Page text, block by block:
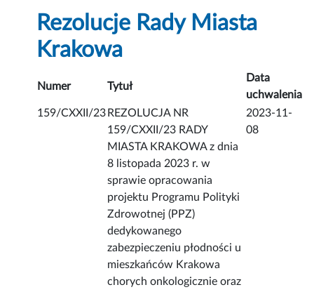
Rezolucje Rady Miasta
Krakowa
Numer Tytuł
Data
uchwalenia
159/CXXII/23 REZOLUCJA NR
159/CXXII/23 RADY
MIASTA KRAKOWA z dnia
8 listopada 2023 r. w
sprawie opracowania
projektu Programu Polityki
Zdrowotnej (PPZ)
dedykowanego
zabezpieczeniu płodności u
mieszkańców Krakowa
chorych onkologicznie oraz
2023-11-
08